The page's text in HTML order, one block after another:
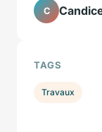
C
TAGS
Travaux